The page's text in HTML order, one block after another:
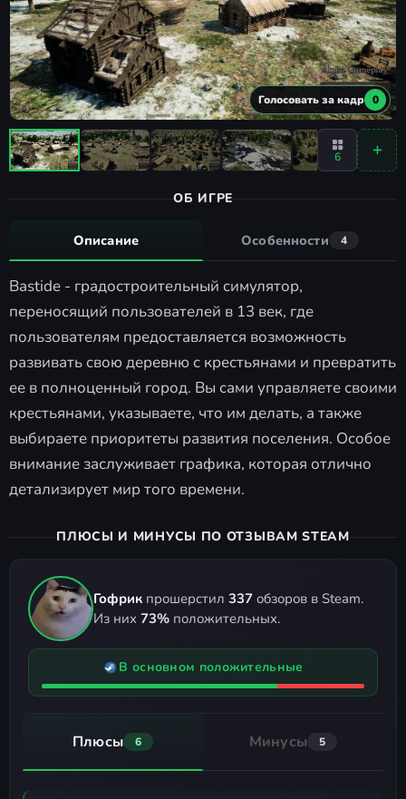
Голосовать за кадр 0
6
ОБ ИГРЕ
Описание Особенности 4
Bastide - градостроительный симулятор,
переносящий пользователей в 13 век, где
пользователям предоставляется возможность
развивать свою деревню с крестьянами и превратить
ее в полноценный город. Вы сами управляете своими
крестьянами, указываете, что им делать, а также
выбираете приоритеты развития поселения. Особое
внимание заслуживает графика, которая отлично
детализирует мир того времени.
ПЛЮСЫ И МИНУСЫ ПО ОТЗЫВАМ STEAM
Гофрик прошерстил 337 обзоров в Steam.
Из них 73% положительных.
В основном положительные
Плюсы 6 Минусы 5